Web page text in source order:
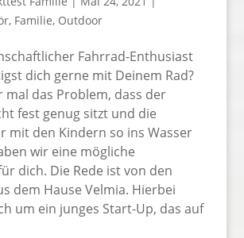
, Familie, Outdoor
Fahrrad-Enthusiast
dich gerne mit Deinem Rad?
mal das Problem, dass der
fest genug sitzt und die
mit den Kindern so ins Wasser
wir eine mögliche
dich. Die Rede ist von den
dem Hause Velmia. Hierbei
um ein junges Start-Up, das auf